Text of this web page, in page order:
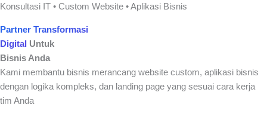
Konsultasi IT • Custom Website • Aplikasi Bisnis
Partner Transformasi
Digital Untuk
Bisnis Anda
Kami membantu bisnis merancang website custom, aplikasi bisnis
dengan logika kompleks, dan landing page yang sesuai cara kerja
tim Anda